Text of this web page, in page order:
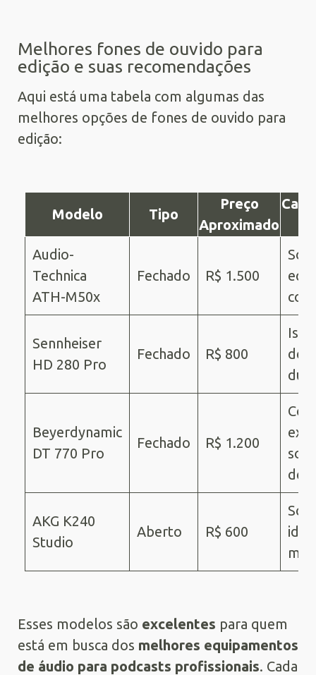
Melhores fones de ouvido para
edição e suas recomendações
Aqui está uma tabela com algumas das
melhores opções de fones de ouvido para
edição:
Modelo Tipo
Preço
Aproximado
Audio-
Technica
ATH-M50x
Fechado R$ 1.500
Som
Sennheiser
HD 280 Pro
Fechado R$ 800
de
Beyerdynamic
DT 770 Pro
Fechado R$ 1.200
som
AKG K240
Studio
Aberto R$ 600
Esses modelos são excelentes para quem
está em busca dos melhores equipamentos
de áudio para podcasts profissionais. Cada